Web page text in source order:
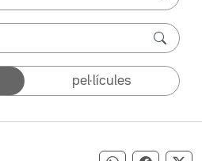
pel·lícules